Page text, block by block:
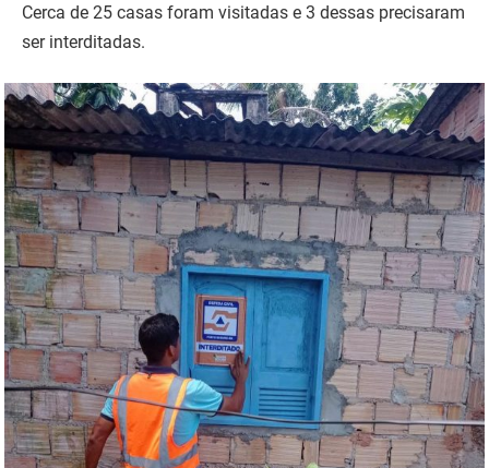
Cerca de 25 casas foram visitadas e 3 dessas precisaram
ser interditadas.